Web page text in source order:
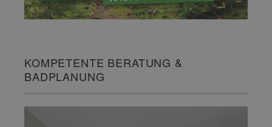
KOMPETENTE BERATUNG &
BADPLANUNG